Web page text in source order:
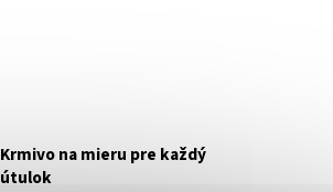
Krmivo na mieru pre každý
útulok